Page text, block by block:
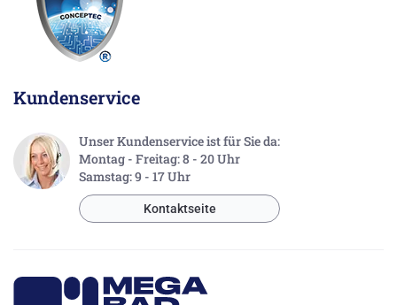
Kundenservice
Unser Kundenservice ist für Sie da:
Montag - Freitag: 8 - 20 Uhr
Samstag: 9 - 17 Uhr
Kontaktseite